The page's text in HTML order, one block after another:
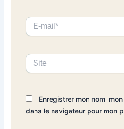
E-
mail*
Site
Enregistrer mon nom,
dans le navigateur pour mon